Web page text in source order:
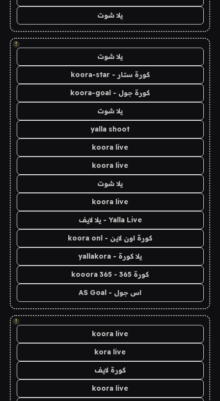
يلا شوت
!
يلا شوت
كورة ستار - koora-star
كورة جول - koora-goal
يلا شوت
yalla shoot
koora live
koora live
يلا شوت
koora live
Yalla Live - يلا لايف
كورة اون لاين - koora onl
يلا كورة - yallakora
كورة 365 - kooora 365
اس جول - AS Goal
!
koora live
kora live
كورة لايف
koora live